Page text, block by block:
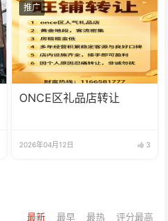
推广
ONCE区礼品店转让
2026年04月12日 3
最新 最早 最热 评分最高